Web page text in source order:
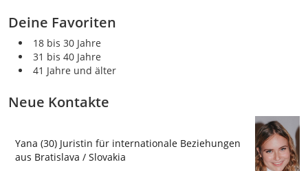
Deine Favoriten
18 bis 30 Jahre
31 bis 40 Jahre
41 Jahre und älter
Neue Kontakte
Yana (30) Juristin für internationale Beziehungen
aus Bratislava / Slovakia